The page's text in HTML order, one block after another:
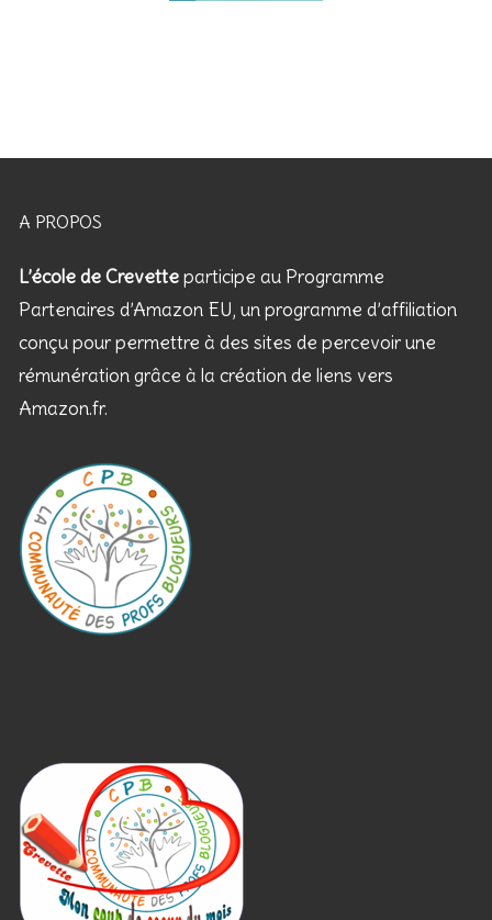
A PROPOS
L’école de Crevetteparticipe au Programme
Partenaires d’Amazon EU, un programme d’affiliation
conçu pour permettre à des sites de percevoir une
rémunération grâce à la création de liens vers
Amazon.fr.